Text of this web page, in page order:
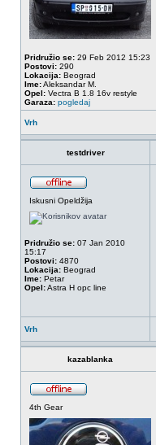
Pridružio se: 29 Feb 2012 15:23
Postovi: 290
Lokacija: Beograd
Ime:Aleksandar M.
Opel: Vectra B 1.8 16v restyle
Garaza: pogledaj
Vrh
testdriver
Iskusni Opeldžija
Pridružio se: 07 Jan 2010
15:17
Postovi: 4870
Lokacija: Beograd
Ime: Petar
Opel:Astra H opc line
Vrh
kazablanka
4th Gear